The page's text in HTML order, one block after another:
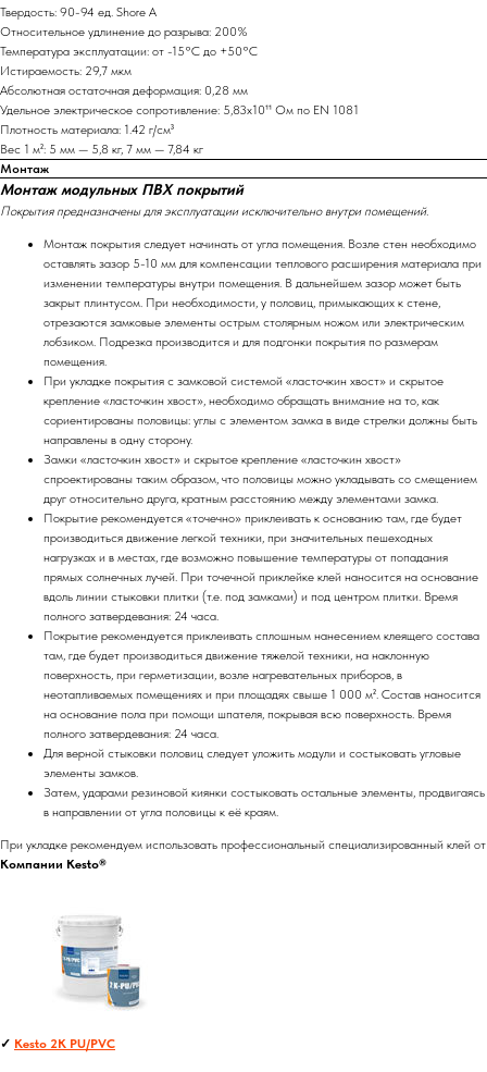
Твердость: 90-94 ед. Shore A
Относительное удлинение до разрыва: 200%
Температура эксплуатации: от -15°С до +50°С
Истираемость: 29,7 мкм
Абсолютная остаточная деформация: 0,28 мм
Удельное электрическое сопротивление: 5,83х10¹¹ Ом по EN 1081
Плотность материала: 1.42 г/см³
Вес 1 м²: 5 мм — 5,8 кг, 7 мм — 7,84 кг
Монтаж
Монтаж модульных ПВХ покрытий
Покрытия предназначены для эксплуатации исключительно внутри помещений.
Монтаж покрытия следует начинать от угла помещения. Возле стен необходимо
оставлять зазор 5-10 мм для компенсации теплового расширения материала при
изменении температуры внутри помещения. В дальнейшем зазор может быть
закрыт плинтусом. При необходимости, у половиц, примыкающих к стене,
отрезаются замковые элементы острым столярным ножом или электрическим
лобзиком. Подрезка производится и для подгонки покрытия по размерам
помещения.
При укладке покрытия с замковой системой «ласточкин хвост» и скрытое
крепление «ласточкин хвост», необходимо обращать внимание на то, как
сориентированы половицы: углы с элементом замка в виде стрелки должны быть
направлены в одну сторону.
Замки «ласточкин хвост» и скрытое крепление «ласточкин хвост»
спроектированы таким образом, что половицы можно укладывать со смещением
друг относительно друга, кратным расстоянию между элементами замка.
Покрытие рекомендуется «точечно» приклеивать к основанию там, где будет
производиться движение легкой техники, при значительных пешеходных
нагрузках и в местах, где возможно повышение температуры от попадания
прямых солнечных лучей. При точечной приклейке клей наносится на основание
вдоль линии стыковки плитки (т.е. под замками) и под центром плитки. Время
полного затвердевания: 24 часа.
Покрытие рекомендуется приклеивать сплошным нанесением клеящего состава
там, где будет производиться движение тяжелой техники, на наклонную
поверхность, при герметизации, возле нагревательных приборов, в
неотапливаемых помещениях и при площадях свыше 1 000 м². Состав наносится
на основание пола при помощи шпателя, покрывая всю поверхность. Время
полного затвердевания: 24 часа.
Для верной стыковки половиц следует уложить модули и состыковать угловые
элементы замков.
Затем, ударами резиновой киянки состыковать остальные элементы, продвигаясь
в направлении от угла половицы к её краям.
При укладке рекомендуем использовать профессиональный специализированный клей от
Компании Kesto®
✓ Kesto 2K PU/PVC